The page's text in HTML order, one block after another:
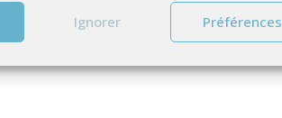
Ignorer Préférences